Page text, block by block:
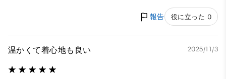
報告 役に立った 0
温かくて着心地も良い 2025/11/3